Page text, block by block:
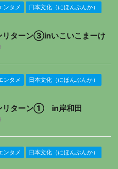
ンタメ
日本文化（にほんぶんか）
リターン③inいこいこまーけ
ンタメ
日本文化（にほんぶんか）
リターン① in岸和田
ンタメ
日本文化（にほんぶんか）